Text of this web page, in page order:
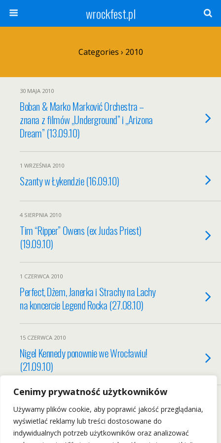
Cenimy prywatność użytkowników
Używamy plików cookie, aby poprawić jakość przeglądania,
wyświetlać reklamy lub treści dostosowane do
indywidualnych potrzeb użytkowników oraz analizować
wrockfest.pl
Categories › 2010
30 MAJA 2010
Boban & Marko Marković Orchestra –
znana z filmów „Underground” i „Arizona
Dream” (13.09.10)
1 WRZEŚNIA 2010
Szanty w Łykendzie (16.09.10)
4 SIERPNIA 2010
Tim “Ripper” Owens (ex Judas Priest)
(19.09.10)
1 CZERWCA 2010
Perfect, Dżem, Janerka i Strachy na Lachy
na koncercie Legend Rocka (27.08.10)
15 CZERWCA 2010
Nigel Kennedy ponownie we Wrocławiu!
(21.09.10)